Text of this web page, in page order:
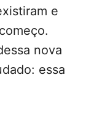
e
nova
essa